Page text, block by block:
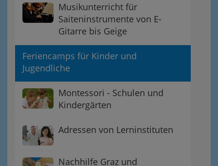
Musikunterricht für
Saiteninstrumente von E-
Gitarre bis Geige
Feriencamps für Kinder und
Jugendliche
Montessori - Schulen und
Kindergärten
Adressen von Lerninstituten
Nachhilfe Graz und